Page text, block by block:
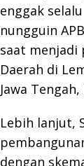
enggak
nungguin
saat menjadi
Daerah di
Jawa
Lebih lanjut,
dengan